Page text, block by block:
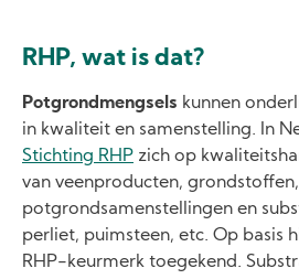
RHP, wat is dat?
Potgrondmengsels kunnen
in kwaliteit en samenstelling. In
Stichting RHP zich op
van veenproducten, grondstoffen,
potgrondsamenstellingen en
perliet, puimsteen, etc. Op basis
RHP-keurmerk toegekend.